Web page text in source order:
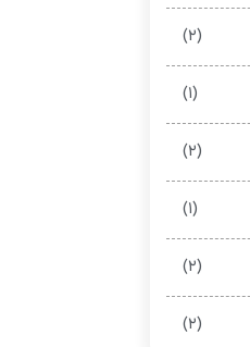
(۲)
(۱)
(۲)
(۱)
(۲)
(۲)